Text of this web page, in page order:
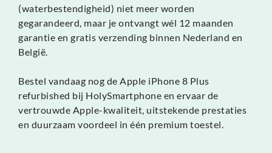
(waterbestendigheid) niet meer worden
gegarandeerd, maar je ontvangt wél 12 maanden
garantie en gratis verzending binnen Nederland en
België.
Bestel vandaag nog de Apple iPhone 8 Plus
refurbished bij HolySmartphone en ervaar de
vertrouwde Apple-kwaliteit, uitstekende prestaties
en duurzaam voordeel in één premium toestel.